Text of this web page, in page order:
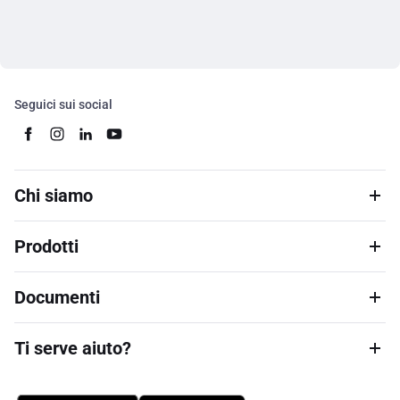
Seguici sui social
Chi siamo
Prodotti
Documenti
Ti serve aiuto?